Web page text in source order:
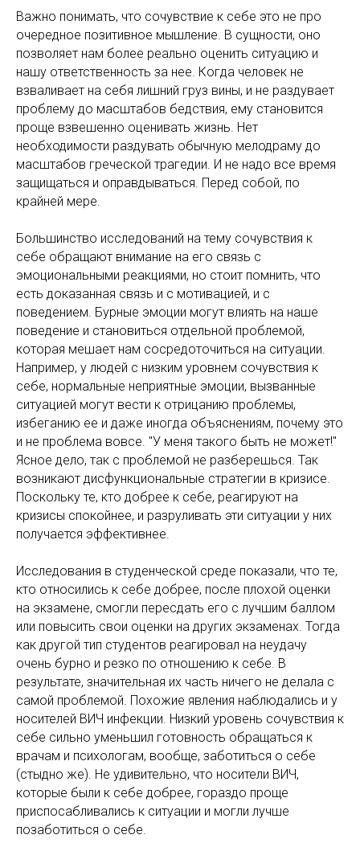
Важно понимать, что сочувствие к себе это не про
очередное позитивное мышление. В сущности, оно
позволяет нам более реально оценить ситуацию и
нашу ответственность за нее. Когда человек не
взваливает на себя лишний груз вины, и не раздувает
проблему до масштабов бедствия, ему становится
проще взвешенно оценивать жизнь. Нет
необходимости раздувать обычную мелодраму до
масштабов греческой трагедии. И не надо все время
защищаться и оправдываться. Перед собой, по
крайней мере.
Большинство исследований на тему сочувствия к
себе обращают внимание на его связь с
эмоциональными реакциями, но стоит помнить, что
есть доказанная связь и с мотивацией, и с
поведением. Бурные эмоции могут влиять на наше
поведение и становиться отдельной проблемой,
которая мешает нам сосредоточиться на ситуации.
Например, у людей с низким уровнем сочувствия к
себе, нормальные неприятные эмоции, вызванные
ситуацией могут вести к отрицанию проблемы,
избеганию ее и даже иногда объяснениям, почему это
и не проблема вовсе. "У меня такого быть не может!"
Ясное дело, так с проблемой не разберешься. Так
возникают дисфункциональные стратегии в кризисе.
Поскольку те, кто добрее к себе, реагируют на
кризисы спокойнее, и разруливать эти ситуации у них
получается эффективнее.
Исследования в студенческой среде показали, что те,
кто относились к себе добрее, после плохой оценки
на экзамене, смогли пересдать его с лучшим баллом
или повысить свои оценки на других экзаменах. Тогда
как другой тип студентов реагировал на неудачу
очень бурно и резко по отношению к себе. В
результате, значительная их часть ничего не делала с
самой проблемой. Похожие явления наблюдались и у
носителей ВИЧ инфекции. Низкий уровень сочувствия к
себе сильно уменьшил готовность обращаться к
врачам и психологам, вообще, заботиться о себе
(стыдно же). Не удивительно, что носители ВИЧ,
которые были к себе добрее, гораздо проще
приспосабливались к ситуации и могли лучше
позаботиться о себе.